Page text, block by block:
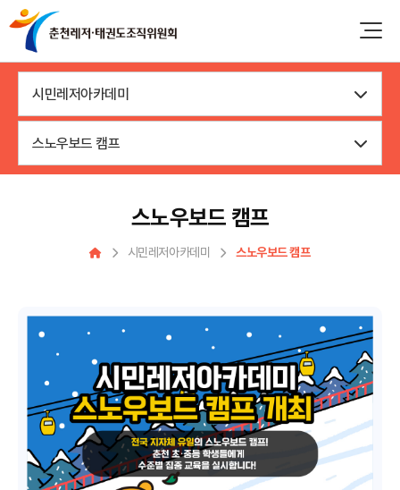
시민레저아카데미
스노우보드 캠프
스노우보드 캠프
시민레저아카데미 스노우보드 캠프